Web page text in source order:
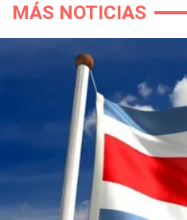
MÁS NOTICIAS